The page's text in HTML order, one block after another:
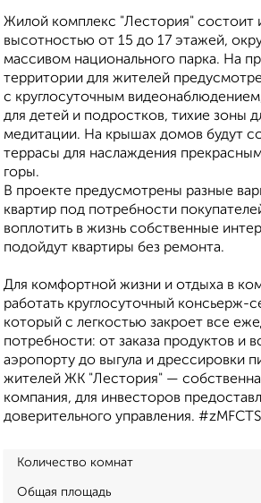
Жилой комплекс "Лестория" состоит
высотностью от 15 до 17 этажей,
массивом национального парка. На
территории для жителей
с круглосуточным
для детей и подростков, тихие зоны
медитации. На крышах домов будут
террасы для наслаждения
горы.
В проекте предусмотрены разные
квартир под потребности
воплотить в жизнь собственные
подойдут квартиры без ремонта.
Для комфортной жизни и отдыха в
работать круглосуточный консьерж-
который с легкостью закроет все
потребности: от заказа продуктов и
аэропорту до выгула и дрессировки
жителей ЖК "Лестория" —
компания, для инвесторов
доверительного управления. #zMFCTS
Количество комнат
Общая площадь